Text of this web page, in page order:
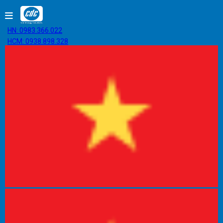
HN: 0983.366.022
HCM: 0938.898.328